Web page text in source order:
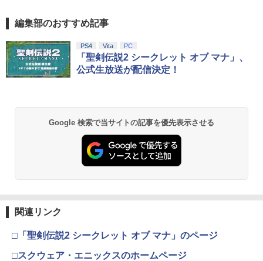
編集部のおすすめ記事
PS4 Vita PC
「聖剣伝説2 シークレット オブ マナ」、
公式生放送が配信決定！
Google 検索で当サイトの記事を優先表示させる
関連リンク
□「聖剣伝説2 シークレット オブ マナ」のページ
□スクウェア・エニックスのホームページ